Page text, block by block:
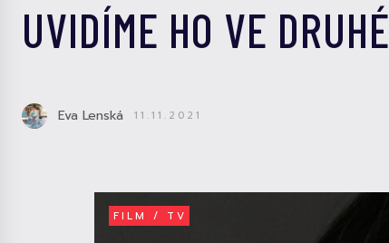
UVIDÍME HO VE
Eva Lenská 11.11.2021
FILM / TV